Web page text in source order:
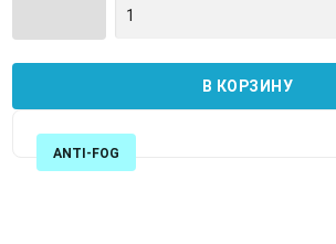
ANTI-FOG